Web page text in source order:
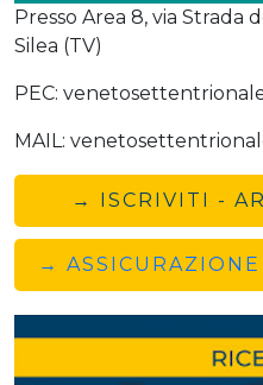
Presso Area 8, via Strada
Silea (TV)
PEC:
MAIL:
→ ISCRIVITI -
→